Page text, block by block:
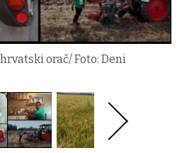
orač/ Foto: Deni